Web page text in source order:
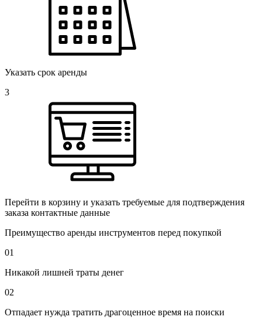
Указать срок аренды
3
Перейти в корзину и указать требуемые для подтверждения
заказа контактные данные
Преимущество аренды инструментов перед покупкой
01
Никакой лишней траты денег
02
Отпадает нужда тратить драгоценное время на поиски